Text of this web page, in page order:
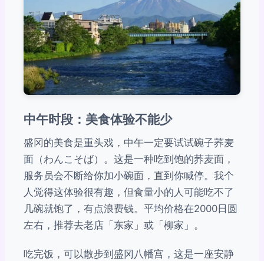
中午时段：美食体验不能少
盛冈的美食是重头戏，中午一定要试试碗子荞麦
面（わんこそば）。这是一种吃到饱的荞麦面，
服务员会不断给你加小碗面，直到你喊停。我个
人觉得这体验很有趣，但食量小的人可能吃不了
几碗就饱了，有点浪费钱。平均价格在2000日圆
左右，推荐去老店「东家」或「柳家」。
吃完饭，可以散步到盛冈八幡宫，这是一座安静